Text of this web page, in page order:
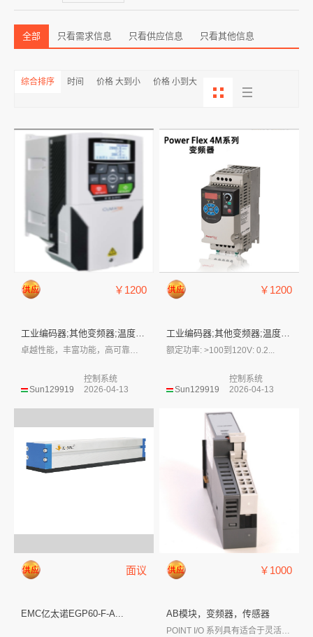
全部 只看需求信息 只看供应信息 只看其他信息
综合排序 时间 价格 大到小 价格 小到大
￥1200
工业编码器;其他变频器;温度传...
卓越性能，丰富功能，高可靠性，全面系统的...
Sun129919
控制系统
2026-04-13
￥1200
工业编码器;其他变频器;温度传...
额定功率: >100到120V: 0.2...
Sun129919
控制系统
2026-04-13
面议
EMC亿太诺EGP60-F-A...
￥1000
AB模块，变频器，传感器